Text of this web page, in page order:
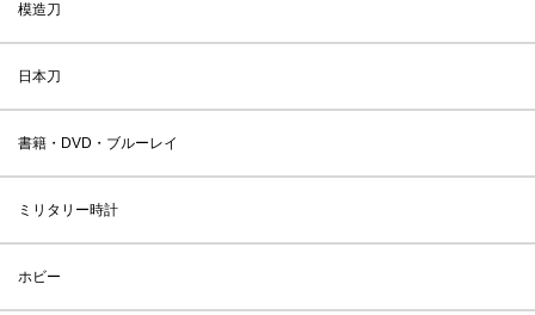
模造刀
日本刀
書籍・DVD・ブルーレイ
ミリタリー時計
ホビー